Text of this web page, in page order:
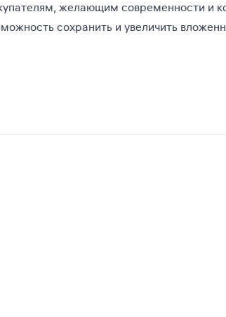
желающим современности и
сохранить и увеличить